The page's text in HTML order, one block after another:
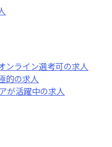
ンライン選考可の求人
的の求人
が活躍中の求人